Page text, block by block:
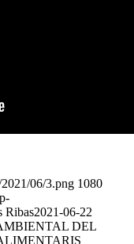
06/3.png 1080
Ribas2021-06-22
DEL